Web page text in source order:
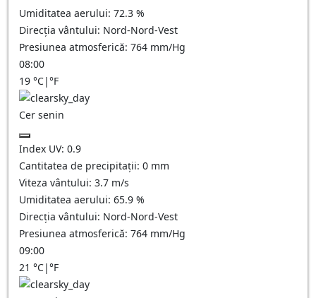
Umiditatea aerului: 72.3 %
Direcția vântului: Nord-Nord-Vest
Presiunea atmosferică: 764 mm/Hg
08:00
19 °C|°F
Cer senin
Index UV: 0.9
Cantitatea de precipitații: 0 mm
Viteza vântului: 3.7 m/s
Umiditatea aerului: 65.9 %
Direcția vântului: Nord-Nord-Vest
Presiunea atmosferică: 764 mm/Hg
09:00
21 °C|°F